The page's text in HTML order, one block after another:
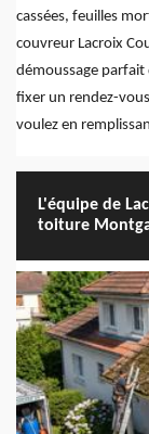
cassées, feuilles
couvreur Lacroix
démoussage
fixer un rendez-
voulez en
L'équipe de
toiture